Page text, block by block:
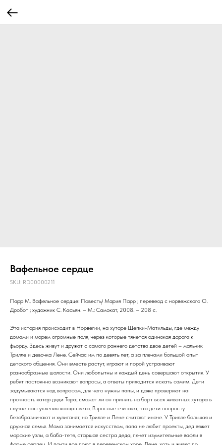
Вафельное сердце
SKU: RD00000211
Парр М. Вафельное сердце: Повесть/ Мария Парр ; перевеод с норвежского О.
Дробот ; художник С. Касьян. – М.: Самокат, 2008. – 208 с.
Эта история происходит в Норвегии, на хуторе Щепки-Матильды, где между
домами и морем огромные поля, через которые тянется одинокая дорога к
фьорду. Здесь живут и дружат с самого раннего детства двое детей – мальчик
Трилле и девочка Лене. Сейчас им по девять лет, а за плечами большой опыт
детского общения. Они вместе растут, играют и порой устраивают
разнообразные шалости. Они любопытны и каждый день совершают открытия. У
ребят постоянно возникают вопросы, а ответы приходится искать самим. Дети
задумываются над вопросом, для чего нужны папы, и даже проверяют на
прочность катер дяди Тора, сможет ли он принять на борт всех животных хутора в
случае наступления конца света. Взрослые считают, что дети попросту
безобразничают и хулиганят, но Трилле и Лене считают иначе. У Трилле большая и
дружная семья. Мама занимается искусством, папа не любит проекты, дед вяжет
морские узлы, а баба-тетя, старшая сестра деда, печет изумительные вафли в